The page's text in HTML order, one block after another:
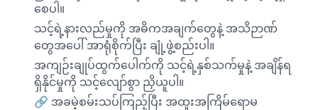
စေပါ။
သင့်ရဲ့နားလည်မှုကို အဓိကအချက်တွေနဲ့ အသိဉာဏ်
တွေအပေါ် အာရုံစိုက်ပြီး ချုံ့ဖွဲ့စည်းပါ။
အကျဉ်းချုပ်ထွက်ပေါက်ကို သင့်ရဲ့နှစ်သက်မှုနဲ့ အချိန်ရ
ရှိနိုင်မှုကို သင့်လျော်စွာ ညှိယူပါ။
🔗 အခမဲ့စမ်းသပ်ကြည့်ပြီး အထူးအကြိမ်ရောမ